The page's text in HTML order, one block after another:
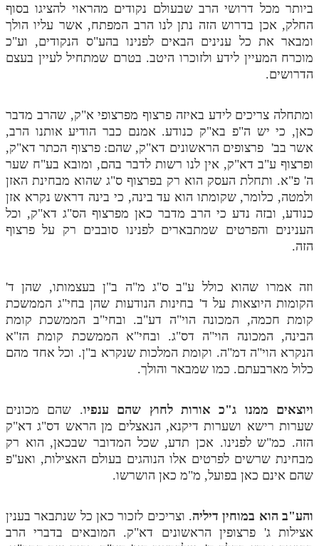
תלמוד עשר הספירות חלק טו
תלמוד עשר הספירות חלק טז
בית שער הכוונות
בעל הסולם
אתר הבית
לאתר ספר הרב
דף היומי בזוהר הקדוש
ביותר מכל דרושי הרב שבעולם נקודים מהראוי להציגו בסוף
החלק, אכן בדרוש הזה נתן לנו הרב המפתח, אשר עליו הולך
ומבאר את כל ענינים הבאים לפנינו בהע"ס הנקודים, וע"כ
מוכרח המעיין לידע ולזוכרו היטב. בטרם שמתחיל לעיין בעצם
הדרושים.
ומתחלה צריכים לידע באיזה פרצוף מפרצופי א"ק, שהרב מדבר
כאן, כי יש ה"פ בא"ק כנודע. אמנם כבר הודיע אותנו הרב,
אשר בב' פרצופים הראשונים דא"ק, שהם: פרצוף הכתר דא"ק,
ופרצוף ע"ב דא"ק, אין לנו רשות לדבר בהם, ומובא בע"ח שער
ה' פ"א. ותחלת העסק הוא רק בפרצוף ס"ג שהוא מבחינת האזן
ולמטה, כלומר, שקומתו הוא עד בינה, כי בינה דראש נקרא אזן
כנודע, ובזה נדע כי הרב מדבר כאן מפרצוף הס"ג דא"ק, וכל
הענינים והפרטים שמתבארים לפנינו סובבים רק על פרצוף
הזה.
וזה אמרו שהוא כולל ע"ב ס"ג מ"ה ב"ן בעצמותו, שהן ד'
הקומות היוצאות על ד' בחינות הנודעות שהן בחי"ג הממשכת
קומת חכמה, המכונה הוי"ה דע"ב. ובחי"ב הממשכת קומת
הבינה, המכונה הוי"ה דס"ג. ובחי"א הממשכת קומת הז"א
הנקרא הוי"ה דמ"ה. וקומת המלכות שנקרא ב"ן. וכל אחד מהם
כלול מארבעתם. כמו שמבאר והולך.
ויוצאים ממנו ג"כ אורות לחוץ שהם ענפיו. שהם מכונים
שערות רישא ושערות דיקנא, הנאצלים מן הראש דס"ג דא"ק
הזה. כמ"ש לפנינו. אכן תדע, שכל המדובר שבכאן, הוא רק
מבחינת שרשים לפרטים אלו הנוהגים בעולם האצילות, ואע"פ
שהם אינם כאן בפועל, מ"מ כאן הושרשו.
והע"ב הוא במוחין דיליה. וצריכים לזכור כאן כל שנתבאר בענין
אצילות ג' פרצופין הראשונים דא"ק. המובאים בדברי הרב